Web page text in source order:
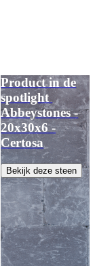
Product in de
spotlight
Abbeystones -
20x30x6 -
Certosa
Bekijk deze steen